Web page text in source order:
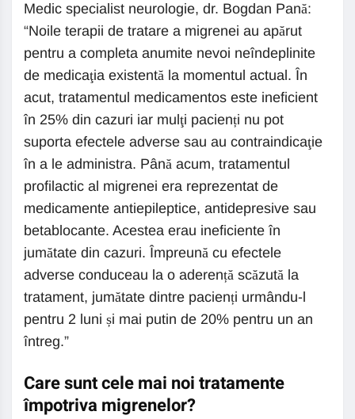
Medic specialist neurologie, dr. Bogdan Pană:
“Noile terapii de tratare a migrenei au apărut
pentru a completa anumite nevoi neîndeplinite
de medicaţia existentă la momentul actual. În
acut, tratamentul medicamentos este ineficient
în 25% din cazuri iar mulţi pacienți nu pot
suporta efectele adverse sau au contraindicaţie
în a le administra. Până acum, tratamentul
profilactic al migrenei era reprezentat de
medicamente antiepileptice, antidepresive sau
betablocante. Acestea erau ineficiente în
jumătate din cazuri. Împreună cu efectele
adverse conduceau la o aderență scăzută la
tratament, jumătate dintre pacienți urmându-l
pentru 2 luni și mai putin de 20% pentru un an
întreg.”
Care sunt cele mai noi tratamente
împotriva migrenelor?